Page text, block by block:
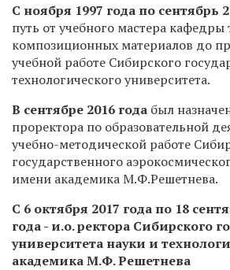
С ноября 1997 года по сентябрь
путь от учебного мастера кафедры
композиционных материалов до
учебной работе Сибирского
технологического университета.
В сентябре 2016 года был
проректора по образовательной
учебно-методической работе
государственного
имени академика М.Ф.Решетнева.
С 6 октября 2017 года по 18
года - и.о. ректора Сибирского
университета науки и
академика М.Ф. Решетнева